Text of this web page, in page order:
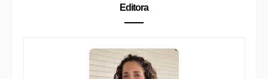
Editora